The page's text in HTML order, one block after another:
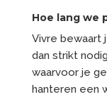
Hoe lang we
Vivre bewaart
dan strikt
waarvoor je
hanteren een